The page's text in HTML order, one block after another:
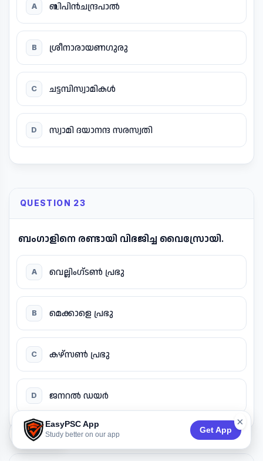
EasyPSC App
Study better on our app
Get App
×
74:53
A ബിപിൻചന്ദ്രപാൽ
B ശ്രീനാരായണഗുരു
C ചട്ടമ്പിസ്വാമികൾ
D സ്വാമി ദയാനന്ദ സരസ്വതി
QUESTION 23
ബംഗാളിനെ രണ്ടായി വിഭജിച്ച വൈസ്രോയി.
A വെല്ലിംഗ്ടൺ പ്രഭു
B മെക്കാളെ പ്രഭു
C കഴ്സൺ പ്രഭു
D ജനറൽ ഡയർ